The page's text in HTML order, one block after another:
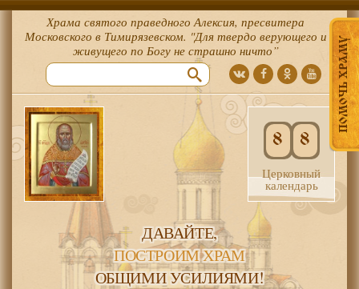
ПОМОЧЬ ХРАМУ
Храма святого праведного Алексия, пресвитера
Московского в Тимирязевском. "Для твердо верующего и
живущего по Богу не страшно ничто”
8 8
Церковный
календарь
ДАВАЙТЕ,
ПОСТРОИМ ХРАМ
ОБЩИМИ УСИЛИЯМИ!